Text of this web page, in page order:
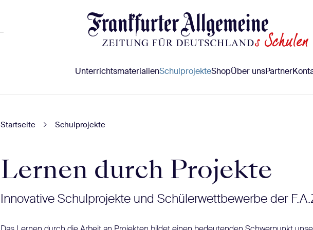
UnterrichtsmaterialienSchulprojekteShopÜber unsPartner
Startseite Schulprojekte
Lernen durch Projekte
Innovative Schulprojekte und Schülerwettbewerbe der